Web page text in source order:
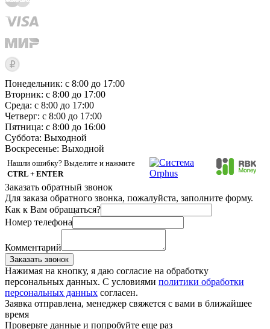
Понедельник: с 8:00 до 17:00
Вторник: с 8:00 до 17:00
Среда: с 8:00 до 17:00
Четверг: с 8:00 до 17:00
Пятница: с 8:00 до 16:00
Суббота: Выходной
Воскресенье: Выходной
Нашли ошибку? Выделите и нажмите
CTRL + ENTER
Заказать обратный звонок
Для заказа обратного звонка, пожалуйста, заполните форму.
Как к Вам обращаться?
Номер телефона
Комментарий
Заказать звонок
Нажимая на кнопку, я даю согласие на обработку
персональных данных. С условиями политики обработки
персональных данных согласен.
Заявка отправлена, менеджер свяжется с вами в ближайшее
время
Проверьте данные и попробуйте еще раз